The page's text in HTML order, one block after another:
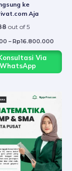
ke
Aja
out of 5
– Rp16.800.000
Via
WhatsApp
This
has
The